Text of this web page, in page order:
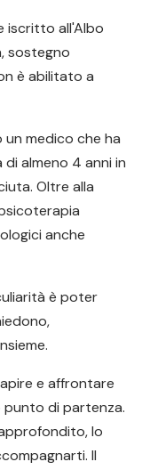
iscritto all'Albo
sostegno
è abilitato a
medico che ha
almeno 4 anni in
Oltre alla
anche
è poter
e affrontare
di partenza.
lo
Il